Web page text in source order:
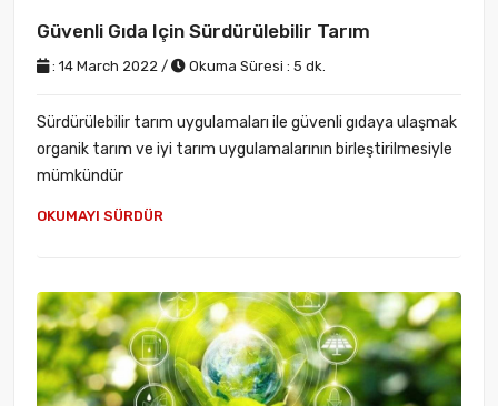
Güvenli Gıda Için Sürdürülebilir Tarım
: 14 March 2022 / Okuma Süresi : 5 dk.
Sürdürülebilir tarım uygulamaları ile güvenli gıdaya ulaşmak
organik tarım ve iyi tarım uygulamalarının birleştirilmesiyle
mümkündür
OKUMAYI SÜRDÜR